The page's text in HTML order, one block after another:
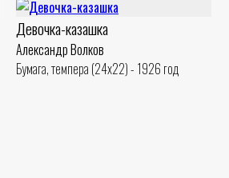
Девочка-казашка
Александр Волков
Бумага, темпера (24x22) - 1926 год